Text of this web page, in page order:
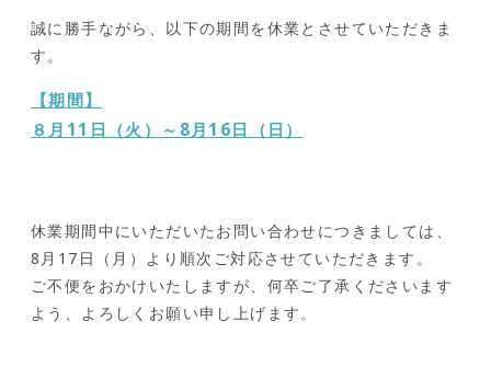
誠に勝手ながら、以下の期間を休業とさせていただきま
す。
【期間】
８月11日（火）～8月16日（日）
休業期間中にいただいたお問い合わせにつきましては、
8月17日（月）より順次ご対応させていただきます。
ご不便をおかけいたしますが、何卒ご了承くださいます
よう、よろしくお願い申し上げます。